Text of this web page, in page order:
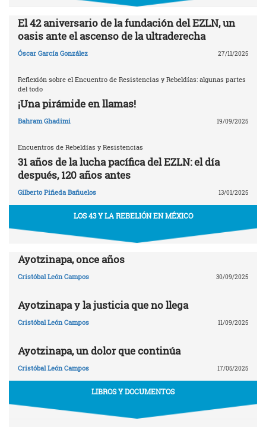
El 42 aniversario de la fundación del EZLN, un
oasis ante el ascenso de la ultraderecha
Óscar García González 27/11/2025
Reflexión sobre el Encuentro de Resistencias y Rebeldías: algunas partes
del todo
¡Una pirámide en llamas!
Bahram Ghadimi 19/09/2025
Encuentros de Rebeldías y Resistencias
31 años de la lucha pacífica del EZLN: el día
después, 120 años antes
Gilberto Piñeda Bañuelos 13/01/2025
LOS 43 Y LA REBELIÓN EN MÉXICO
Ayotzinapa, once años
Cristóbal León Campos 30/09/2025
Ayotzinapa y la justicia que no llega
Cristóbal León Campos 11/09/2025
Ayotzinapa, un dolor que continúa
Cristóbal León Campos 17/05/2025
LIBROS Y DOCUMENTOS